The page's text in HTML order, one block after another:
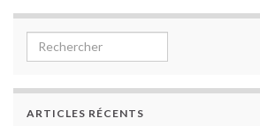
Search for:
ARTICLES RÉCENTS